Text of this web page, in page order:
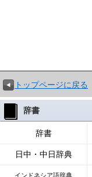
トップページに戻る
辞書
辞書
日中・中日辞典
インドネシア語辞典